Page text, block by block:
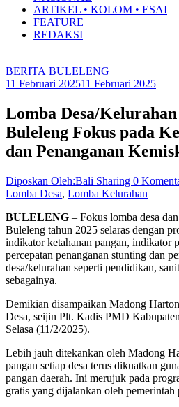
ARTIKEL • KOLOM • ESAI
FEATURE
REDAKSI
BERITA BULELENG
11 Februari 202511 Februari 2025
Lomba Desa/
Buleleng Fokus pada
dan Penanganan
Diposkan Oleh:Bali Sharing 0
Lomba Desa, Lomba Kelurahan
BULELENG – Fokus lomba desa
Buleleng tahun 2025 selaras dengan
indikator ketahanan pangan, indikator
percepatan penanganan stunting dan
desa/kelurahan seperti pendidikan,
sebagainya.
Demikian disampaikan Madong
Desa, seijin Plt. Kadis PMD
Selasa (11/2/2025).
Lebih jauh ditekankan oleh Madong
pangan setiap desa terus dikuatkan
pangan daerah. Ini merujuk pada
gratis yang dijalankan oleh pemerintah